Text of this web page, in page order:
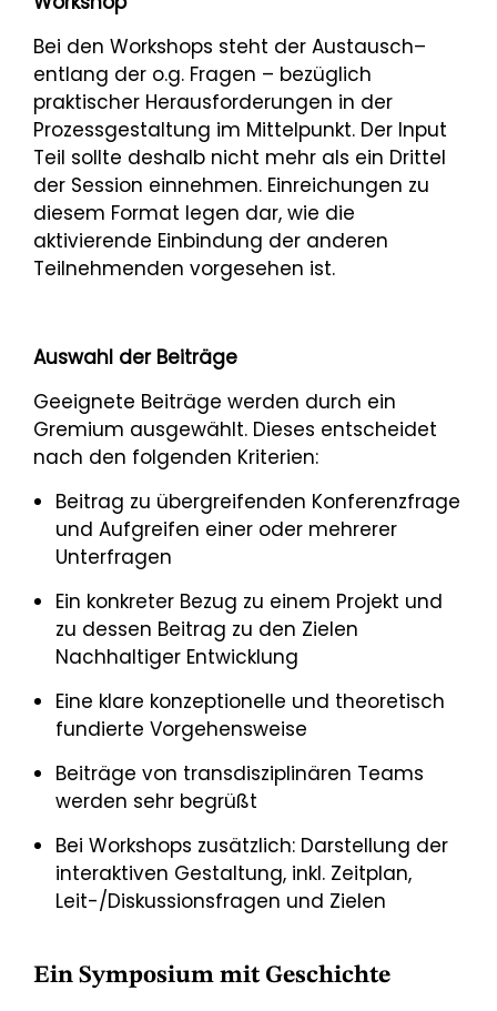
Bei den Workshops steht der Austausch–
entlang der o.g. Fragen – bezüglich
praktischer Herausforderungen in der
Prozessgestaltung im Mittelpunkt. Der Input
Teil sollte deshalb nicht mehr als ein Drittel
der Session einnehmen. Einreichungen zu
diesem Format legen dar, wie die
aktivierende Einbindung der anderen
Teilnehmenden vorgesehen ist.
Auswahl der Beiträge
Geeignete Beiträge werden durch ein
Gremium ausgewählt. Dieses entscheidet
nach den folgenden Kriterien:
Beitrag zu übergreifenden Konferenzfrage
und Aufgreifen einer oder mehrerer
Unterfragen
Ein konkreter Bezug zu einem Projekt und
zu dessen Beitrag zu den Zielen
Nachhaltiger Entwicklung
Eine klare konzeptionelle und theoretisch
fundierte Vorgehensweise
Beiträge von transdisziplinären Teams
werden sehr begrüßt
Bei Workshops zusätzlich: Darstellung der
interaktiven Gestaltung, inkl. Zeitplan,
Leit-/Diskussionsfragen und Zielen
Ein Symposium mit Geschichte